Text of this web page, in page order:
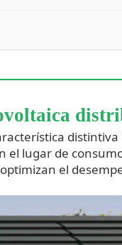
distintiva
el lugar de
el